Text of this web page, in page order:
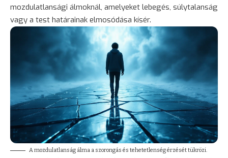
mozdulatlansági álmoknál, amelyeket lebegés, súlytalanság
vagy a test határainak elmosódása kísér.
A mozdulatlanság álma a szorongás és tehetetlenség érzését tükrözi.